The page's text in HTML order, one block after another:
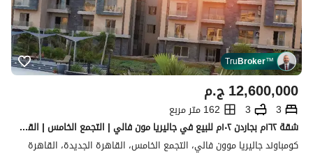
TruBroker™
ج.م12,600,000
3
3
162 متر مربع
شقة ١٦٢م بجاردن ١٠٢م للبيع في جاليريا مون فالي | التجمع الخامس | القاهرة الجديدة
كومباوند جاليريا موون فالي، التجمع الخامس، القاهرة الجديدة، القاهرة